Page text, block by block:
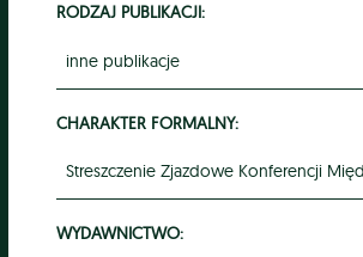
RODZAJ PUBLIKACJI:
inne publikacje
CHARAKTER FORMALNY:
Streszczenie Zjazdowe Konferencji
WYDAWNICTWO: